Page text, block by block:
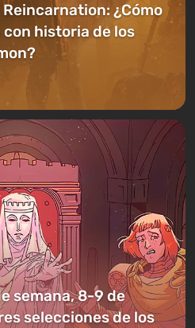
¿Cómo
con historia de los
semana, 8-9 de
selecciones de los